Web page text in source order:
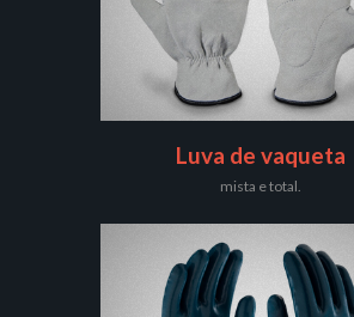
Luva de vaqueta
mista e total.